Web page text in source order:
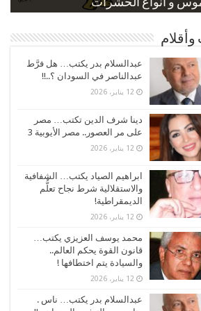
و أنواع الحشرات
بعد ارتفاع الأسعار
نسبة الطلاق في مصر
كاركاتيرية
كاركاتيرية
وأقلام
عبدالسلام بدر يكتب… هل فرَّط
عبدالناصر في السودان ؟..!!
12 يناير، 2026
دينا شرف الدين تكتب… مصر
على مر العصور.. مصر الأيوبية 3
12 يناير، 2026
ابراهيم الصياد يكتب… الشفافية
والاستقلالية شرط نجاح تعلُّم
الديمقراطية!
12 يناير، 2026
محمد يوسف العزيزي يكتب…
قانون القوة يحكم العالم..
والسيادة يتم اختطافها !
12 يناير، 2026
عبدالسلام بدر يكتب… ناس .